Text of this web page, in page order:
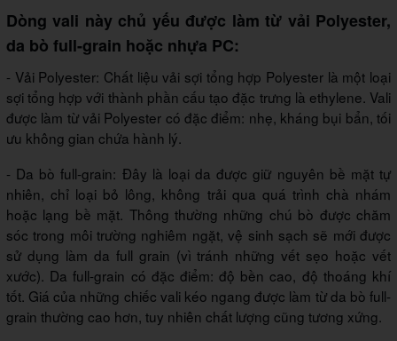
Dòng vali này chủ yếu được làm từ vải Polyester,
da bò full-grain hoặc nhựa PC:
- Vải Polyester: Chất liệu vải sợi tổng hợp Polyester là một loại
sợi tổng hợp với thành phần cấu tạo đặc trưng là ethylene. Vali
được làm từ vải Polyester có đặc điểm: nhẹ, kháng bụi bẩn, tối
ưu không gian chứa hành lý.
- Da bò full-grain: Đây là loại da được giữ nguyên bề mặt tự
nhiên, chỉ loại bỏ lông, không trải qua quá trình chà nhám
hoặc lạng bề mặt. Thông thường những chú bò được chăm
sóc trong môi trường nghiêm ngặt, vệ sinh sạch sẽ mới được
sử dụng làm da full grain (vì tránh những vết sẹo hoặc vết
xước). Da full-grain có đặc điểm: độ bền cao, độ thoáng khí
tốt. Giá của những chiếc vali kéo ngang được làm từ da bò full-
grain thường cao hơn, tuy nhiên chất lượng cũng tương xứng.